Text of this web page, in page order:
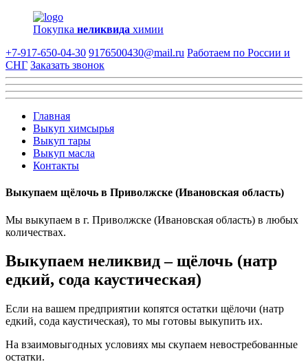
Покупка неликвида химии
+7-917-650-04-30 9176500430@mail.ru Работаем по России и
СНГ Заказать звонок
Главная
Выкуп химсырья
Выкуп тары
Выкуп масла
Контакты
Выкупаем щёлочь в Приволжске (Ивановская область)
Мы выкупаем в г. Приволжске (Ивановская область) в любых
количествах.
Выкупаем неликвид – щёлочь (натр
едкий, сода каустическая)
Если на вашем предприятии копятся остатки щёлочи (натр
едкий, сода каустическая), то мы готовы выкупить их.
На взаимовыгодных условиях мы скупаем невостребованные
остатки.